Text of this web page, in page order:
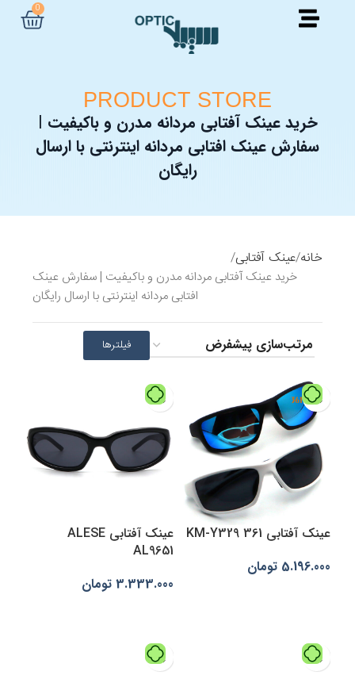
0
PRODUCT STORE
خرید عینک آفتابی مردانه مدرن و باکیفیت |
سفارش عینک افتابی مردانه اینترنتی با ارسال
رایگان
خانه عینک آفتابی
خرید عینک آفتابی مردانه مدرن و باکیفیت | سفارش عینک
افتابی مردانه اینترنتی با ارسال رایگان
فیلترها
عینک آفتابی 361 KM-Y329
5.196.000 تومان
عینک آفتابی ALESE
AL9651
3.333.000 تومان